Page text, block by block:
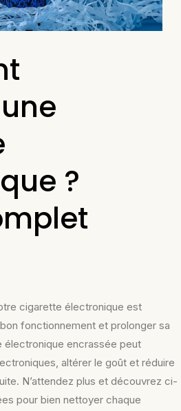
?
cigarette électronique est
fonctionnement et prolonger sa
électronique encrassée peut
altérer le goût et réduire
N’attendez plus et découvrez ci-
pour bien nettoyer chaque